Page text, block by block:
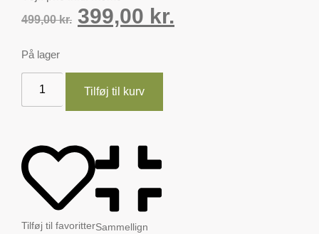
499,00kr. 399,00 kr.
På lager
Tilføj til kurv
Tilføj til favoritterSammellign